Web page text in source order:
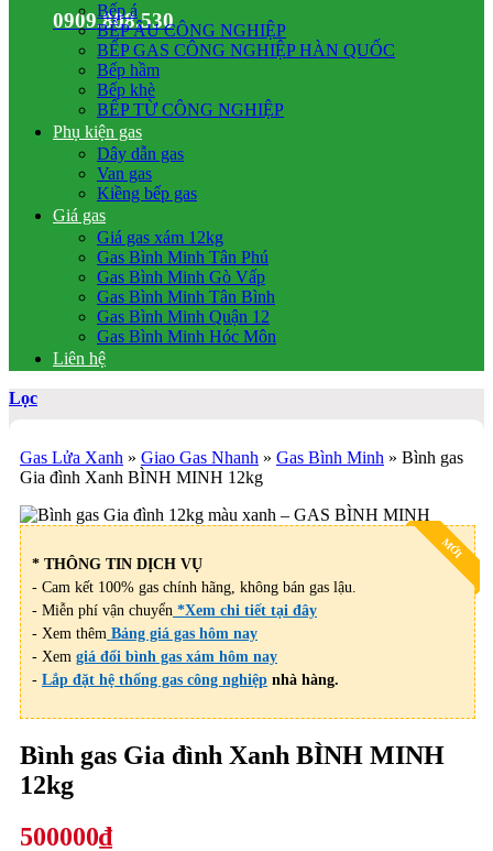
0909.808.530
Bếp á
BẾP ÂU CÔNG NGHIỆP
BẾP GAS CÔNG NGHIỆP HÀN QUỐC
Bếp hầm
Bếp khè
BẾP TỪ CÔNG NGHIỆP
Phụ kiện gas
Dây dẫn gas
Van gas
Kiềng bếp gas
Giá gas
Giá gas xám 12kg
Gas Bình Minh Tân Phú
Gas Bình Minh Gò Vấp
Gas Bình Minh Tân Bình
Gas Bình Minh Quận 12
Gas Bình Minh Hóc Môn
Liên hệ
Lọc
Gas Lửa Xanh » Giao Gas Nhanh » Gas Bình Minh » Bình gas
Gia đình Xanh BÌNH MINH 12kg
MỚI
* THÔNG TIN DỊCH VỤ
- Cam kết 100% gas chính hãng, không bán gas lậu.
- Miễn phí vận chuyển *Xem chi tiết tại đây
- Xem thêm Bảng giá gas hôm nay
- Xem giá đổi bình gas xám hôm nay
- Lắp đặt hệ thống gas công nghiệp nhà hàng.
Bình gas Gia đình Xanh BÌNH MINH
12kg
500000₫